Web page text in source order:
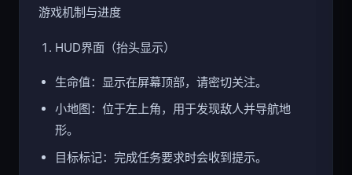
游戏机制与进度
HUD界面（抬头显示）
生命值：显示在屏幕顶部，请密切关注。
小地图：位于左上角，用于发现敌人并导航地
形。
目标标记：完成任务要求时会收到提示。